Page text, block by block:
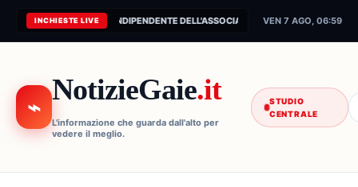
INCHIESTE LIVE
CONNESSIONE AL FEED INDIPENDENTE DELL'ASSOCIAZIONE...VEN 7 AGO, 06:59
⌁
NotizieGaie.it
L'informazione che guarda dall'alto per
vedere il meglio.
STUDIO
CENTRALE